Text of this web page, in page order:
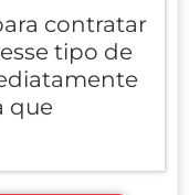
contratar
tipo de
que